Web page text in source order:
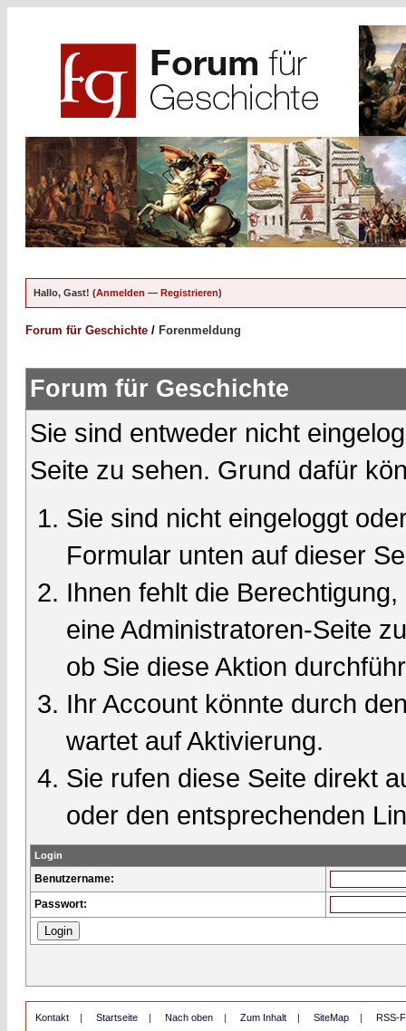
Hallo, Gast! (Anmelden — Registrieren)
Forum für Geschichte / Forenmeldung
Forum für Geschichte
Sie sind entweder nicht
Seite zu sehen. Grund dafür
Sie sind nicht eingeloggt
Formular unten auf dieser
Ihnen fehlt die
eine Administratoren-Seite
ob Sie diese Aktion
Ihr Account könnte durch
wartet auf Aktivierung.
Sie rufen diese Seite direkt
oder den entsprechenden
Login
Benutzername:
Passwort:
Kontakt | Startseite | Nach oben | Zum Inhalt | SiteMap | RSS-